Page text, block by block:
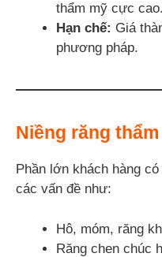
thẩm mỹ cực cao.
Hạn chế: Giá
phương pháp.
Niềng răng
Phần lớn khách hàng
các vấn đề như:
Hô, móm, răng
Răng chen chúc